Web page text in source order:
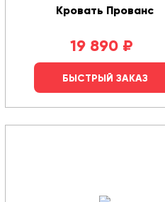
Кровать Прованс
19 890 ₽
БЫСТРЫЙ ЗАКАЗ